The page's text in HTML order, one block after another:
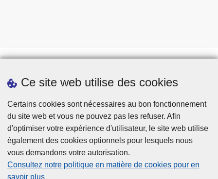
Ce site web utilise des cookies
Certains cookies sont nécessaires au bon fonctionnement
du site web et vous ne pouvez pas les refuser. Afin
d'optimiser votre expérience d'utilisateur, le site web utilise
également des cookies optionnels pour lesquels nous
vous demandons votre autorisation.
Consultez notre politique en matière de cookies pour en
savoir plus
Téléchargements
Presse